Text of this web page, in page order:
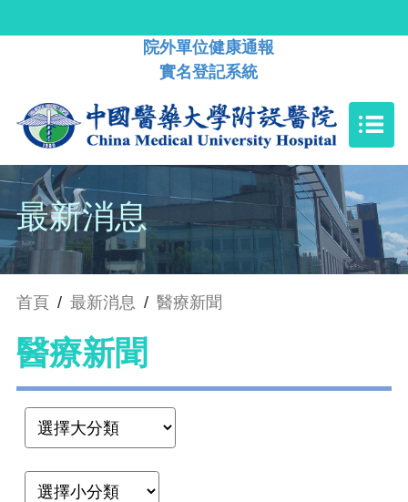
院外單位健康通報
實名登記系統
最新消息
首頁 / 最新消息 / 醫療新聞
醫療新聞